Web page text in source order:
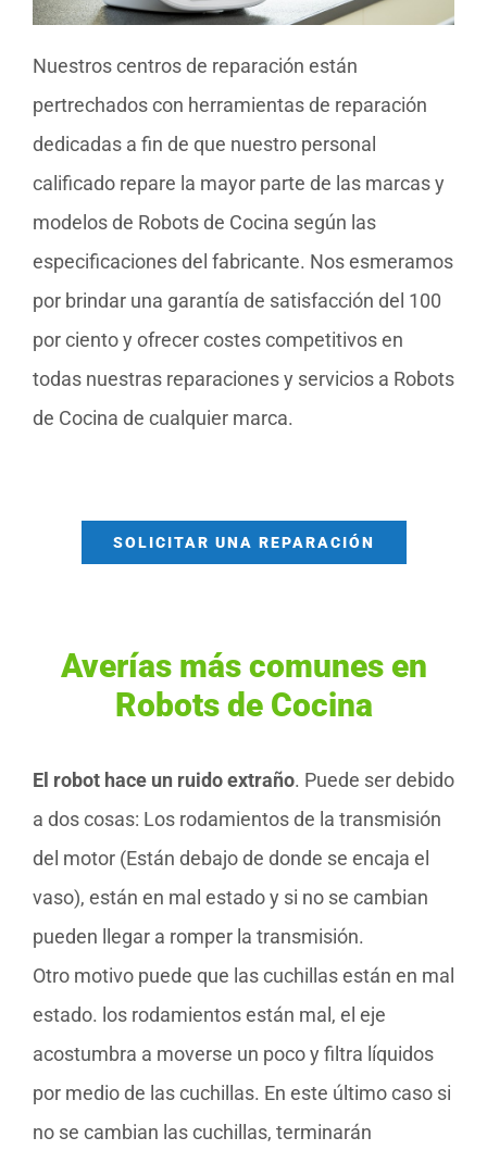
Nuestros centros de reparación están
pertrechados con herramientas de reparación
dedicadas a fin de que nuestro personal
calificado repare la mayor parte de las marcas y
modelos de Robots de Cocina según las
especificaciones del fabricante. Nos esmeramos
por brindar una garantía de satisfacción del 100
por ciento y ofrecer costes competitivos en
todas nuestras reparaciones y servicios a Robots
de Cocina de cualquier marca.
SOLICITAR UNA REPARACIÓN
Averías más comunes en
Robots de Cocina
El robot hace un ruido extraño. Puede ser debido
a dos cosas: Los rodamientos de la transmisión
del motor (Están debajo de donde se encaja el
vaso), están en mal estado y si no se cambian
pueden llegar a romper la transmisión.
Otro motivo puede que las cuchillas están en mal
estado. los rodamientos están mal, el eje
acostumbra a moverse un poco y filtra líquidos
por medio de las cuchillas. En este último caso si
no se cambian las cuchillas, terminarán